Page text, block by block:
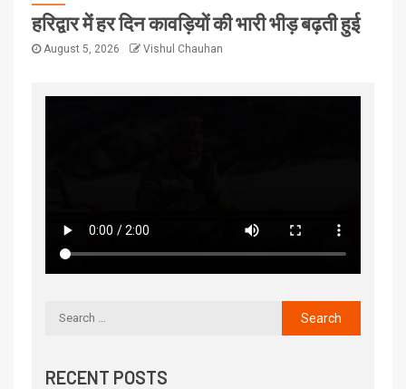
हरिद्वार में हर दिन कावड़ियों की भारी भीड़ बढ़ती हुई
August 5, 2026 Vishul Chauhan
RECENT POSTS